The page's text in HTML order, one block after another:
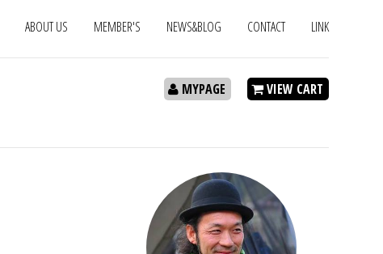
ABOUT US MEMBER'S NEWS&BLOG CONTACT LINK
VIEW CART
MYPAGE